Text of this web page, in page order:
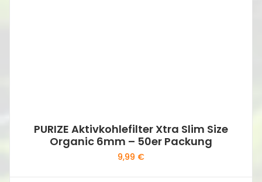
PURIZE Aktivkohlefilter Xtra Slim Size
Organic 6mm – 50er Packung
9,99 €